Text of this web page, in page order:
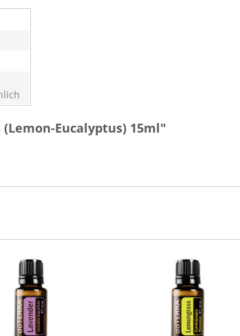
Eucalyptus) 15ml"